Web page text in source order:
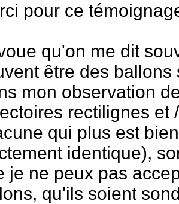
pour ce
qu'on me dit
être des
mon observation
rectilignes et
qui plus est
identique),
je ne peux pas
qu'ils soient